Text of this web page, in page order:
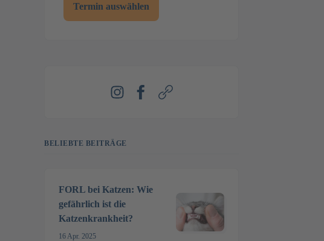
Termin auswählen
BELIEBTE BEITRÄGE
FORL bei Katzen: Wie
gefährlich ist die
Katzenkrankheit?
16 Apr. 2025